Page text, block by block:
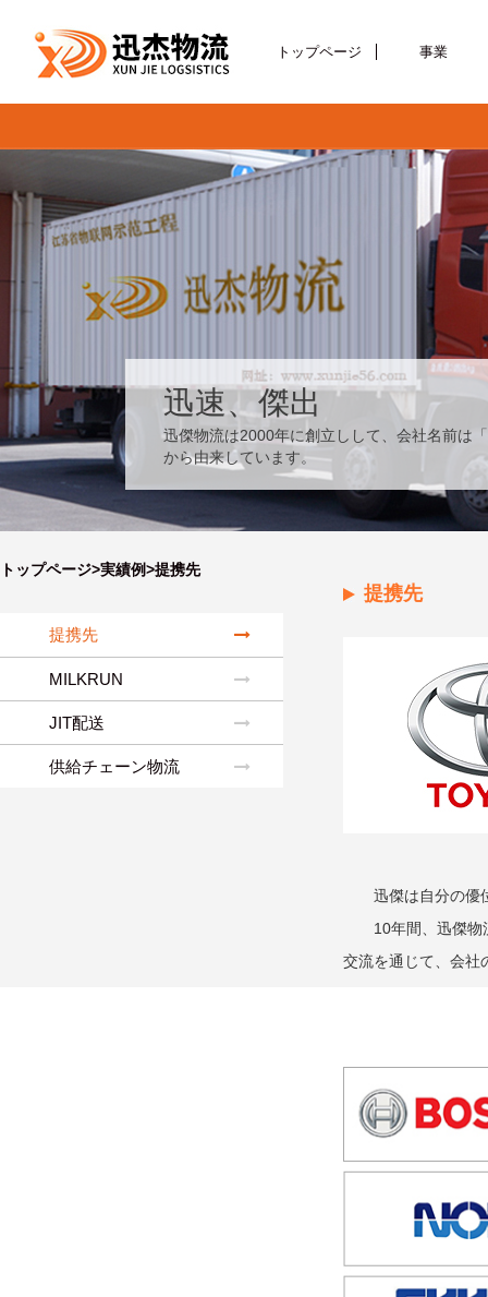
トップページ 事業
迅速、傑出
迅傑物流は2000年に創立しして、会社名前は
から由来しています。
トップページ>実績例>提携先
提携先
MILKRUN
JIT配送
供給チェーン物流
提携先
迅傑は自分の優
10年間、迅傑
交流を通じて、会社